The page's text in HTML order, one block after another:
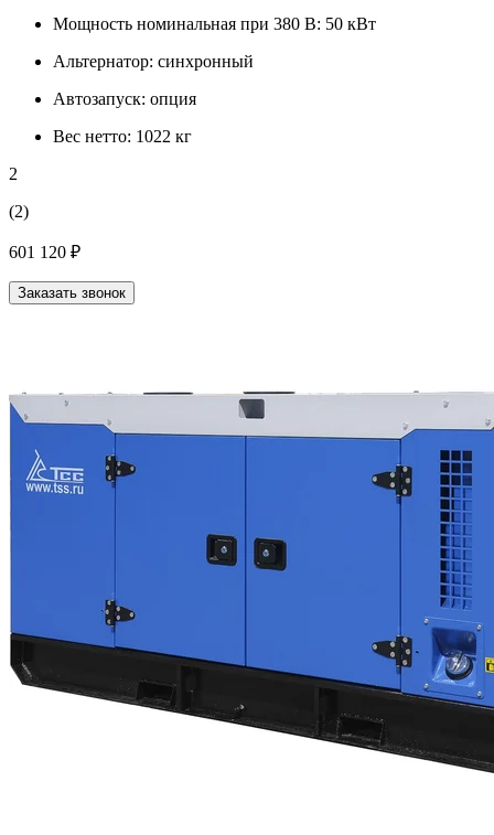
Мощность номинальная при 380 В: 50 кВт
Альтернатор: синхронный
Автозапуск: опция
Вес нетто: 1022 кг
2
(2)
601 120 ₽
Заказать звонок